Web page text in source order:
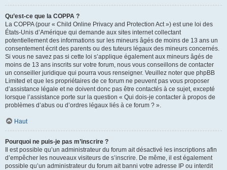
Qu’est-ce que la COPPA ?
La COPPA (pour « Child Online Privacy and Protection Act ») est une loi des
États-Unis d’Amérique qui demande aux sites internet collectant
potentiellement des informations sur les mineurs âgés de moins de 13 ans un
consentement écrit des parents ou des tuteurs légaux des mineurs concernés.
Si vous ne savez pas si cette loi s’applique également aux mineurs âgés de
moins de 13 ans inscrits sur votre forum, nous vous conseillons de contacter
un conseiller juridique qui pourra vous renseigner. Veuillez noter que phpBB
Limited et que les propriétaires de ce forum ne peuvent pas vous proposer
d’assistance légale et ne doivent donc pas être contactés à ce sujet, excepté
lorsque l’assistance porte sur la question « Qui dois-je contacter à propos de
problèmes d’abus ou d’ordres légaux liés à ce forum ? ».
Haut
Pourquoi ne puis-je pas m’inscrire ?
Il est possible qu’un administrateur du forum ait désactivé les inscriptions afin
d’empêcher les nouveaux visiteurs de s’inscrire. De même, il est également
possible qu’un administrateur du forum ait banni votre adresse IP ou interdit